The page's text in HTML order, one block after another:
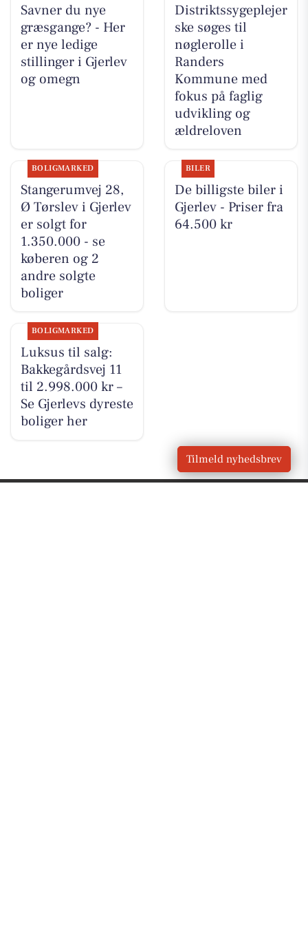
Savner du nye
græsgange? - Her
er nye ledige
stillinger i Gjerlev
og omegn
Distriktssygeplejer
ske søges til
nøglerolle i
Randers
Kommune med
fokus på faglig
udvikling og
ældreloven
BOLIGMARKED
Stangerumvej 28,
Ø Tørslev i Gjerlev
er solgt for
1.350.000 - se
køberen og 2
andre solgte
boliger
BILER
De billigste biler i
Gjerlev - Priser fra
64.500 kr
BOLIGMARKED
Luksus til salg:
Bakkegårdsvej 11
til 2.998.000 kr –
Se Gjerlevs dyreste
boliger her
Tilmeld nyhedsbrev